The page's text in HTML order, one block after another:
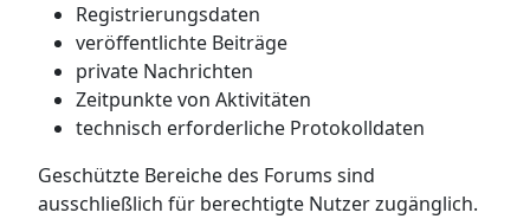
Registrierungsdaten
veröffentlichte Beiträge
private Nachrichten
Zeitpunkte von Aktivitäten
technisch erforderliche Protokolldaten
Geschützte Bereiche des Forums sind
ausschließlich für berechtigte Nutzer zugänglich.